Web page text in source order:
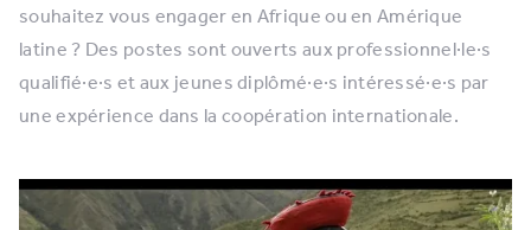
souhaitez vous engager en Afrique ou en Amérique
latine ? Des postes sont ouverts aux professionnel·le·s
qualifié·e·s et aux jeunes diplômé·e·s intéressé·e·s par
une expérience dans la coopération internationale.